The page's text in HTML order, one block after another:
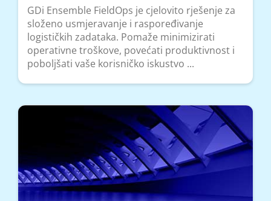
GDi Ensemble FieldOps je cjelovito rješenje za
složeno usmjeravanje i raspoređivanje
logističkih zadataka. Pomaže minimizirati
operativne troškove, povećati produktivnost i
poboljšati vaše korisničko iskustvo ...